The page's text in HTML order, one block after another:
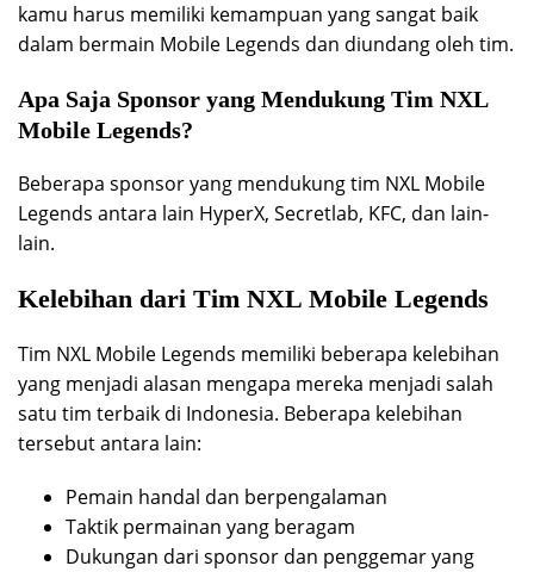
kamu harus memiliki kemampuan yang sangat baik
dalam bermain Mobile Legends dan diundang oleh tim.
Apa Saja Sponsor yang Mendukung Tim NXL
Mobile Legends?
Beberapa sponsor yang mendukung tim NXL Mobile
Legends antara lain HyperX, Secretlab, KFC, dan lain-
lain.
Kelebihan dari Tim NXL Mobile Legends
Tim NXL Mobile Legends memiliki beberapa kelebihan
yang menjadi alasan mengapa mereka menjadi salah
satu tim terbaik di Indonesia. Beberapa kelebihan
tersebut antara lain:
Pemain handal dan berpengalaman
Taktik permainan yang beragam
Dukungan dari sponsor dan penggemar yang